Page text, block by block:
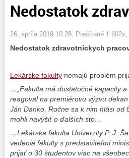
Nedostatok
26. apríla 2019 10:28 , Prečítané 1 602x,
Nedostatok zdravotníckych
Lekárske fakulty nemajú problém
…„Fakulta má dostatočné kapacity
reagoval na premiérovu výzvu
Ján Danko. Ročne sa k nim hlási od
mohli navýšiť o ďalších sto…
…Lekárska fakulta Univerzity P. J.
vedenia fakulty s predstaviteľmi
prijať o 30 študentov viac na